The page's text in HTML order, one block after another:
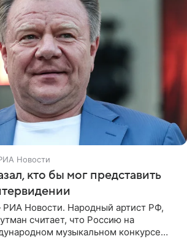
Новости
кто бы мог представить
Новости. Народный артист РФ,
считает, что Россию на
музыкальном конкурсе